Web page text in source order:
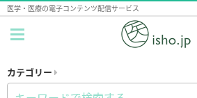
医学・医療の電子コンテンツ配信サービス
カテゴリー